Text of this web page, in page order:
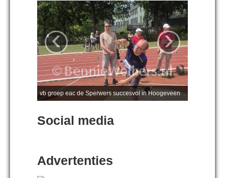
vb groep eac de Sperwers succesvol in Hoogeveen
‹ ›
Social media
Advertenties